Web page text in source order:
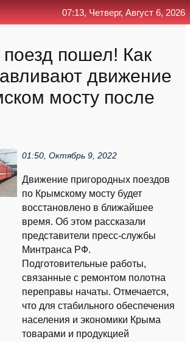
пошел! Как
движение
мосту после
01:50, Октябрь 9, 2022
Движение пригородных поездов
по Крымскому мосту будет
восстановлено в ближайшее
время. Об этом рассказали
представители пресс-службы
Минтранса РФ.
Подготовительные работы,
связанные с ремонтом полотна
переправы начаты. Отмечается,
что для стабильного обеспечения
населения и экономики Крыма
товарами и продукцией
07:13, Четверг, Август 6, 2026